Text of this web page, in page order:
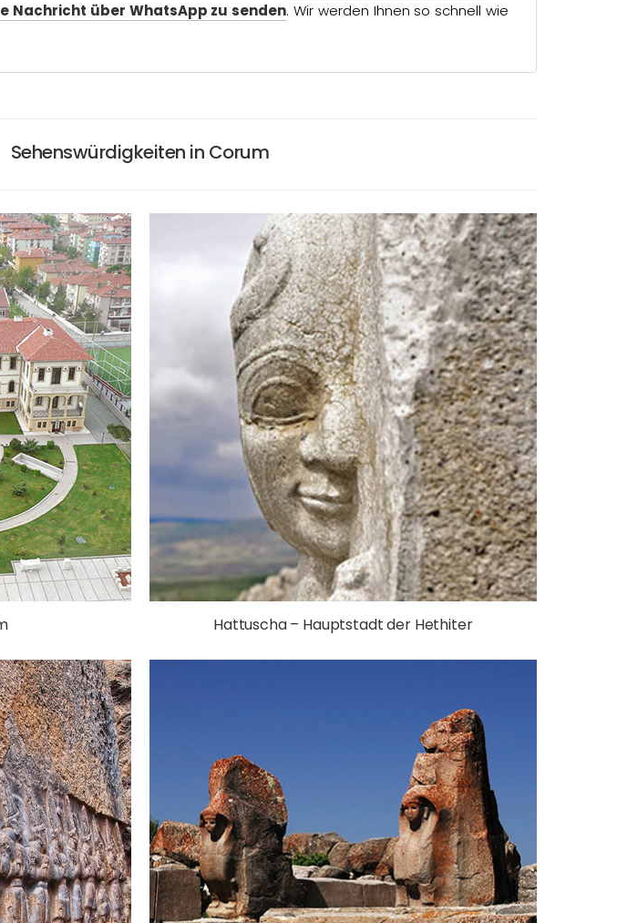
Nachricht über WhatsApp zu senden. Wir werden Ihnen so schnell wie
Sehenswürdigkeiten in Corum
Hattuscha – Hauptstadt der Hethiter